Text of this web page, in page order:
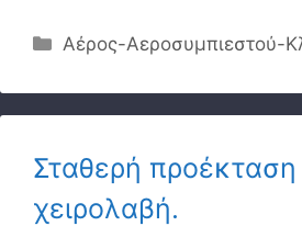
Κατηγορίες
Αέρος-Αεροσυμπιεστού-
Σταθερή
χειρολαβή.